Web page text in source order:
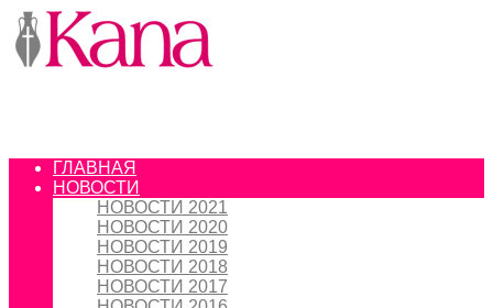
ГЛАВНАЯ
НОВОСТИ
НОВОСТИ 2021
НОВОСТИ 2020
НОВОСТИ 2019
НОВОСТИ 2018
НОВОСТИ 2017